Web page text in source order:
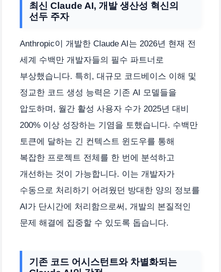
최신 Claude AI, 개발 생산성 혁신의
선두 주자
Anthropic이 개발한 Claude AI는 2026년 현재 전
세계 수백만 개발자들의 필수 파트너로
부상했습니다. 특히, 대규모 코드베이스 이해 및
정교한 코드 생성 능력은 기존 AI 모델들을
압도하며, 월간 활성 사용자 수가 2025년 대비
200% 이상 성장하는 기염을 토했습니다. 수백만
토큰에 달하는 긴 컨텍스트 윈도우를 통해
복잡한 프로젝트 전체를 한 번에 분석하고
개선하는 것이 가능합니다. 이는 개발자가
수동으로 처리하기 어려웠던 방대한 양의 정보를
AI가 단시간에 처리함으로써, 개발의 본질적인
문제 해결에 집중할 수 있도록 돕습니다.
기존 코드 어시스턴트와 차별화되는